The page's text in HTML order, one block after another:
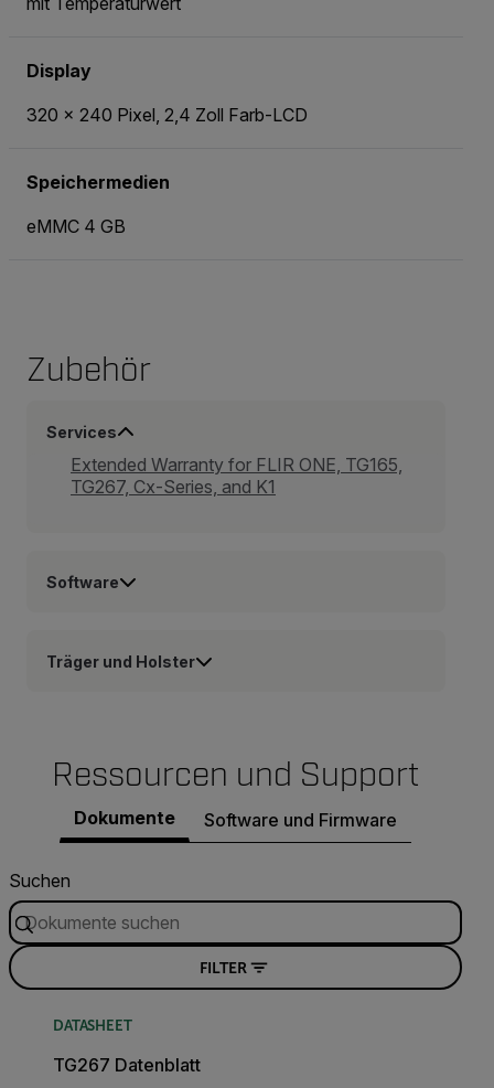
Display
320 × 240 Pixel, 2,4 Zoll Farb-LCD
Speichermedien
eMMC 4 GB
Zubehör
Services
Extended Warranty for FLIR ONE, TG165,
TG267, Cx-Series, and K1
Software
Träger und Holster
Ressourcen und Support
Dokumente Software und Firmware
Suchen
FILTER
DATASHEET
TG267 Datenblatt